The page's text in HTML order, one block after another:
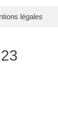
légales